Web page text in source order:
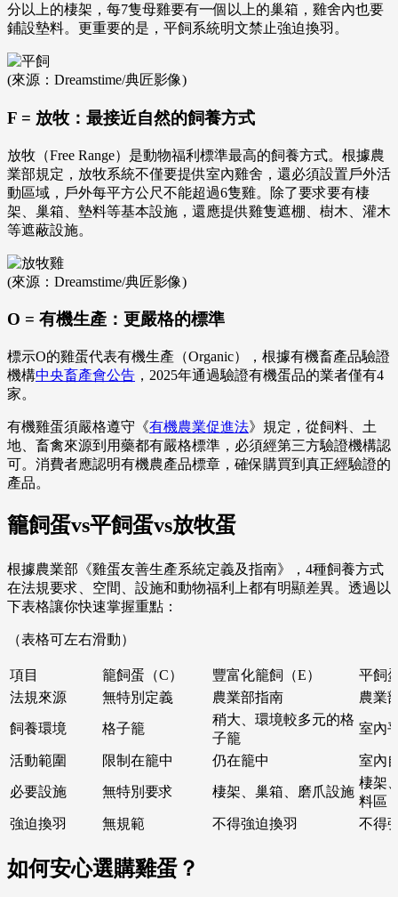
分以上的棲架，每7隻母雞要有一個以上的巢箱，雞舍內也要
鋪設墊料。更重要的是，平飼系統明文禁止強迫換羽。
(來源：Dreamstime/典匠影像)
F = 放牧：最接近自然的飼養方式
放牧（Free Range）是動物福利標準最高的飼養方式。根據農
業部規定，放牧系統不僅要提供室內雞舍，還必須設置戶外活
動區域，戶外每平方公尺不能超過6隻雞。除了要求要有棲
架、巢箱、墊料等基本設施，還應提供雞隻遮棚、樹木、灌木
等遮蔽設施。
(來源：Dreamstime/典匠影像)
O = 有機生產：更嚴格的標準
標示O的雞蛋代表有機生產（Organic），根據有機畜產品驗證
機構中央畜產會公告 ，2025年通過驗證有機蛋品的業者僅有4
家。
有機雞蛋須嚴格遵守《有機農業促進法》規定，從飼料、土
地、畜禽來源到用藥都有嚴格標準，必須經第三方驗證機構認
可。消費者應認明有機農產品標章，確保購買到真正經驗證的
產品。
籠飼蛋vs平飼蛋vs放牧蛋
根據農業部《雞蛋友善生產系統定義及指南》，4種飼養方式
在法規要求、空間、設施和動物福利上都有明顯差異。透過以
下表格讓你快速掌握重點：
（表格可左右滑動）
項目 籠飼蛋（C） 豐富化籠飼（E）
平飼
法規來源
無特別定義 農業部指南 農業
飼養環境 格子籠
稍大、環境較多元的格
子籠
室內
活動範圍 限制在籠中 仍在籠中 室內
必要設施 無特別要求 棲架、巢箱、磨爪設施
棲架
料區
強迫換羽
無規範 不得強迫換羽 不得
如何安心選購雞蛋？